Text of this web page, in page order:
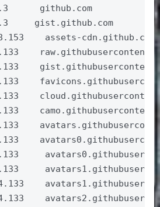
github.com
gist.github.com
assets-cdn.github.com